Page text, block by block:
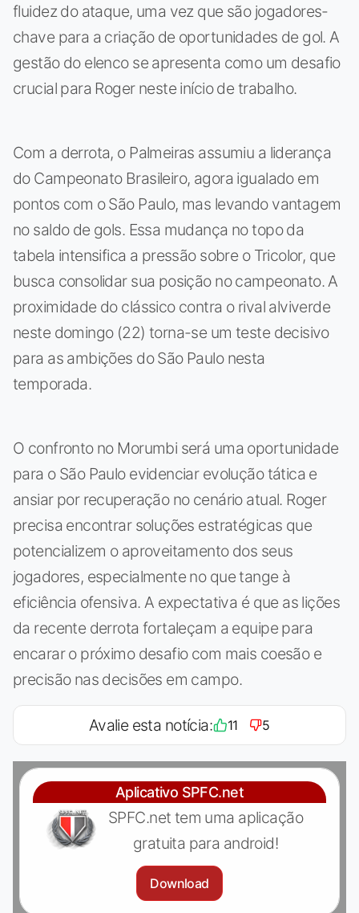
fluidez do ataque, uma vez que são jogadores-
chave para a criação de oportunidades de gol. A
gestão do elenco se apresenta como um desafio
crucial para Roger neste início de trabalho.
Com a derrota, o Palmeiras assumiu a liderança
do Campeonato Brasileiro, agora igualado em
pontos com o São Paulo, mas levando vantagem
no saldo de gols. Essa mudança no topo da
tabela intensifica a pressão sobre o Tricolor, que
busca consolidar sua posição no campeonato. A
proximidade do clássico contra o rival alviverde
neste domingo (22) torna-se um teste decisivo
para as ambições do São Paulo nesta
temporada.
O confronto no Morumbi será uma oportunidade
para o São Paulo evidenciar evolução tática e
ansiar por recuperação no cenário atual. Roger
precisa encontrar soluções estratégicas que
potencializem o aproveitamento dos seus
jogadores, especialmente no que tange à
eficiência ofensiva. A expectativa é que as lições
da recente derrota fortaleçam a equipe para
encarar o próximo desafio com mais coesão e
precisão nas decisões em campo.
Avalie esta notícia: 11 5
Aplicativo SPFC.net
SPFC.net tem uma aplicação
gratuita para android!
Download